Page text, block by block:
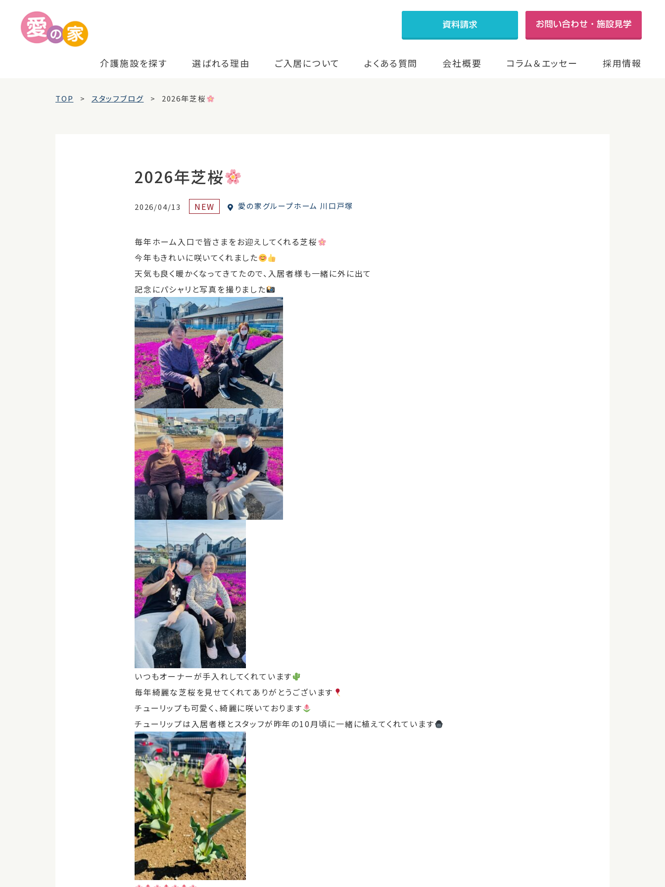
介護施設を探す 選ばれる理由 ご入居について よくある質問 会社概要 コラム＆エッセー 採用情報
TOP スタッフブログ 2026年芝桜
2026年芝桜
2026/04/13 NEW 愛の家グループホーム 川口戸塚
毎年ホーム入口で皆さまをお迎えしてくれる芝桜
今年もきれいに咲いてくれました
天気も良く暖かくなってきてたので、入居者様も一緒に外に出て
記念にパシャリと写真を撮りました
いつもオーナーが手入れしてくれています
毎年綺麗な芝桜を見せてくれてありがとうございます
チューリップも可愛く、綺麗に咲いております
チューリップは入居者様とスタッフが昨年の10月頃に一緒に植えてくれています